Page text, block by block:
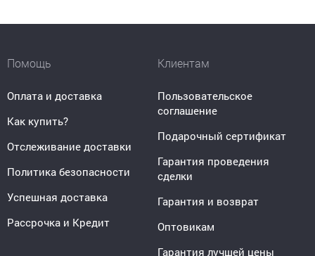
Помощь
Оплата и доставка
Как купить?
Отслеживание доставки
Политика безопасности
Успешная доставка
Рассрочка и Кредит
Клиентам
Пользовательское
соглашение
Подарочный сертификат
Гарантия проведения
сделки
Гарантия и возврат
Оптовикам
Гарантия лучшей цены